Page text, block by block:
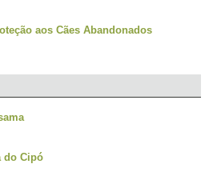
aos Cães Abandonados
do Cipó